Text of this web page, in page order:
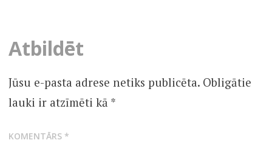
Atbildēt
Jūsu e-pasta adrese netiks publicēta. Obligātie
lauki ir atzīmēti kā *
KOMENTĀRS *